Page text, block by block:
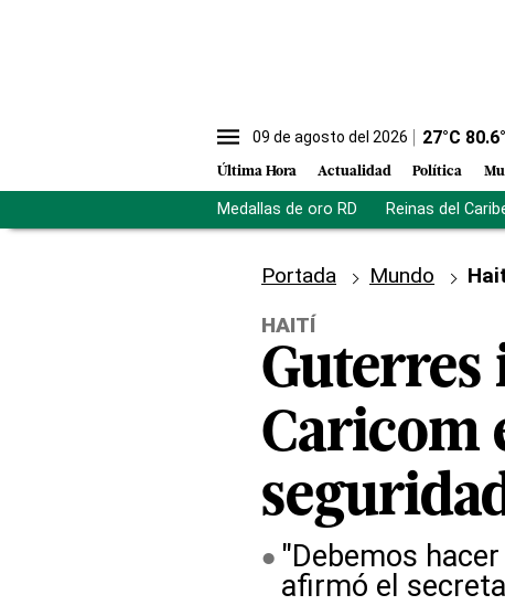
09 de agosto del 2026 27°C 80.6
Última Hora Actualidad Política
Medallas de oro RD Reinas del
Portada Mundo
HAITÍ
Guterres
Caricom
"Debemos
afirmó el